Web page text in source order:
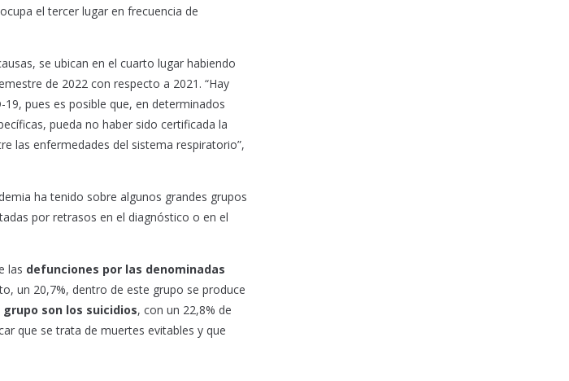
el tercer lugar en frecuencia de
se ubican en el cuarto lugar habiendo
de 2022 con respecto a 2021. “Hay
pues es posible que, en determinados
pueda no haber sido certificada la
las enfermedades del sistema respiratorio”,
ha tenido sobre algunos grandes grupos
por retrasos en el diagnóstico o en el
las defunciones por las denominadas
un 20,7%, dentro de este grupo se produce
son los suicidios, con un 22,8% de
que se trata de muertes evitables y que